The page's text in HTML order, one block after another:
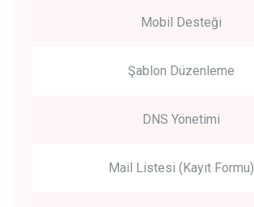
Mobil Desteği
Şablon Düzenleme
DNS Yönetimi
Mail Listesi (Kayıt Formu)